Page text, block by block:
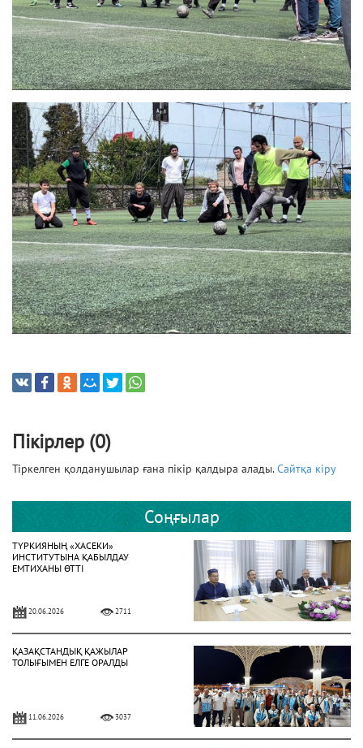
Пікірлер (0)
Тіркелген қолданушылар ғана пікір қалдыра алады.Сайтқа кіру
Соңғылар
ТҮРКИЯНЫҢ «ХАСЕКИ»
ИНСТИТУТЫНА ҚАБЫЛДАУ
ЕМТИХАНЫ ӨТТІ
20.06.2026 2711
ҚАЗАҚСТАНДЫҚ ҚАЖЫЛАР
ТОЛЫҒЫМЕН ЕЛГЕ ОРАЛДЫ
11.06.2026 3037